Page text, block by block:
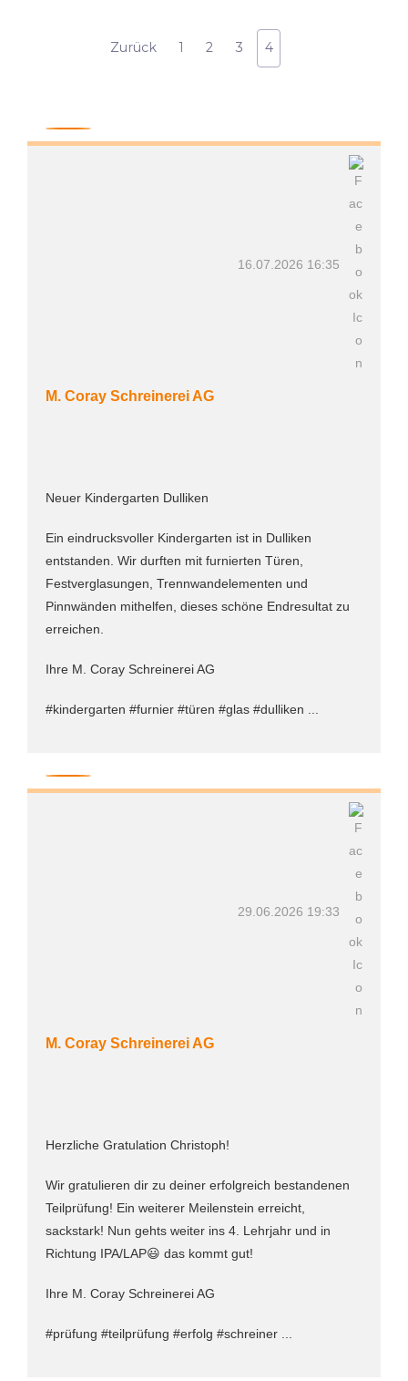
Zurück 1 2 3 4
16.07.2026 16:35
M. Coray Schreinerei AG
Neuer Kindergarten Dulliken
Ein eindrucksvoller Kindergarten ist in Dulliken
entstanden. Wir durften mit furnierten Türen,
Festverglasungen, Trennwandelementen und
Pinnwänden mithelfen, dieses schöne Endresultat zu
erreichen.
Ihre M. Coray Schreinerei AG
#kindergarten #furnier #türen #glas #dulliken ...
29.06.2026 19:33
M. Coray Schreinerei AG
Herzliche Gratulation Christoph!
Wir gratulieren dir zu deiner erfolgreich bestandenen
Teilprüfung! Ein weiterer Meilenstein erreicht,
sackstark! Nun gehts weiter ins 4. Lehrjahr und in
Richtung IPA/LAP😃 das kommt gut!
Ihre M. Coray Schreinerei AG
#prüfung #teilprüfung #erfolg #schreiner ...